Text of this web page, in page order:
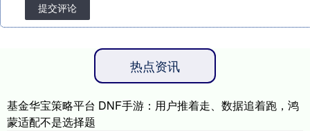
提交评论
热点资讯
基金华宝策略平台 DNF手游：用户推着走、数据追着跑，鸿
蒙适配不是选择题